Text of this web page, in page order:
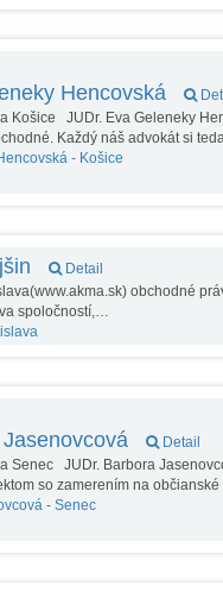
Hencovská
Košice JUDr. Eva Geleneky
Každý náš advokát si
- Košice
Detail
obchodné
spoločností,…
Detail
Senec JUDr. Barbora
so zamerením na
- Senec